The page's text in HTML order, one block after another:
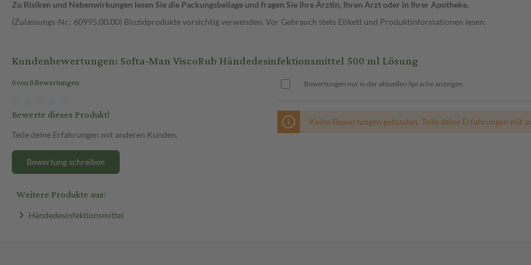
Zu Risiken und Nebenwirkungen lesen Sie die Packungsbeilage und fragen Sie Ihre Ärztin, Ihren Arzt oder in Ihrer Apotheke.
(Zulassungs-Nr.: 60995.00.00) Biozidprodukte vorsichtig verwenden. Vor Gebrauch stets Etikett und Produktinformationen lesen.
Kundenbewertungen: Softa-Man ViscoRub Händedesinfektionsmittel 500 ml Lösung
0 von 0 Bewertungen
Bewerte dieses Produkt!
Teile deine Erfahrungen mit anderen Kunden.
Bewertung schreiben
Bewertungen nur in der aktuellen Sprache anzeigen.
Keine Bewertungen gefunden. Teile deine Erfahrungen mit
Weitere Produkte aus:
Händedesinfektionsmittel